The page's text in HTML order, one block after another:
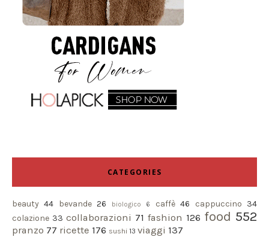
CATEGORIES
beauty 44 bevande 26 biologico 6 caffè 46 cappuccino 34
colazione 33 collaborazioni 71 fashion 126 food 552
pranzo 77 ricette 176 sushi 13 viaggi 137